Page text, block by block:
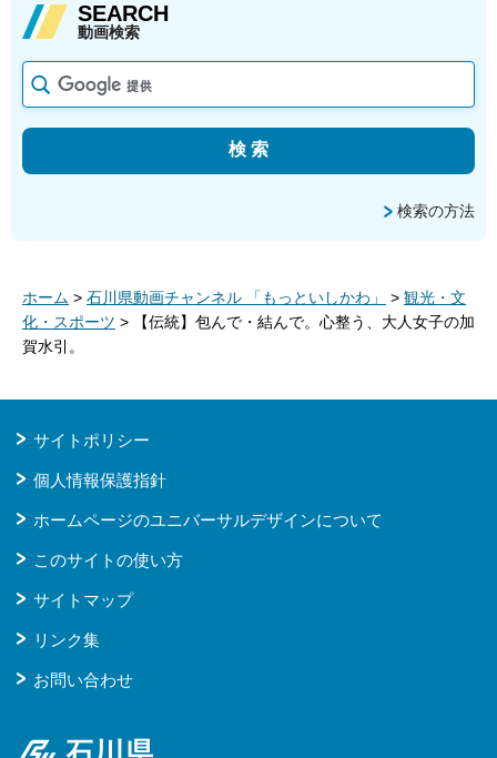
SEARCH
動画検索
検索の方法
ホーム > 石川県動画チャンネル 「もっといしかわ」 > 観光・文
化・スポーツ > 【伝統】包んで・結んで。心整う、大人女子の加
賀水引。
サイトポリシー
個人情報保護指針
ホームページのユニバーサルデザインについて
このサイトの使い方
サイトマップ
リンク集
お問い合わせ
石川県